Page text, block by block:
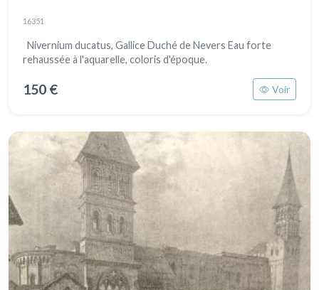
16351
Nivernium ducatus, Gallice Duché de Nevers Eau forte
rehaussée à l'aquarelle, coloris d'époque.
150 € Voir